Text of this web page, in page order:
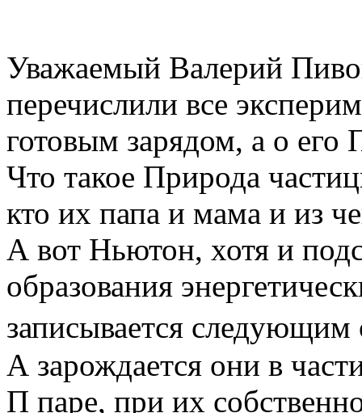
Уважаемый Валерий
перечислили все
готовым зарядом, а о его
Что такое Природа
кто их папа и мама и из
А вот Ньютон, хотя и
образования
записывается следующим
А зарождается они в
П паре, при их